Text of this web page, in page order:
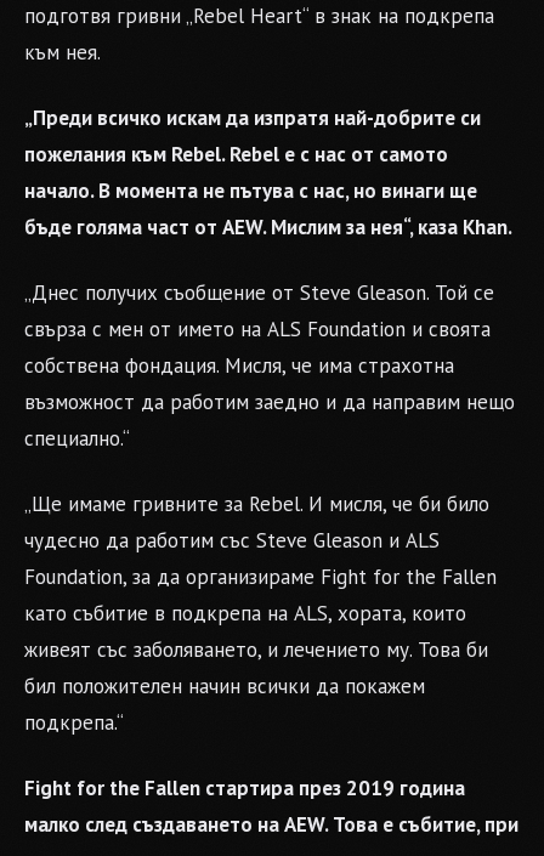
подготвя гривни „Rebel Heart“ в знак на подкрепа
към нея.
„Преди всичко искам да изпратя най-добрите си
пожелания към Rebel. Rebel е с нас от самото
начало. В момента не пътува с нас, но винаги ще
бъде голяма част от AEW. Мислим за нея“, каза Khan.
„Днес получих съобщение от Steve Gleason. Той се
свърза с мен от името на ALS Foundation и своята
собствена фондация. Мисля, че има страхотна
възможност да работим заедно и да направим нещо
специално.“
„Ще имаме гривните за Rebel. И мисля, че би било
чудесно да работим със Steve Gleason и ALS
Foundation, за да организираме Fight for the Fallen
като събитие в подкрепа на ALS, хората, които
живеят със заболяването, и лечението му. Това би
бил положителен начин всички да покажем
подкрепа.“
Fight for the Fallen стартира през 2019 година
малко след създаването на AEW. Това е събитие, при